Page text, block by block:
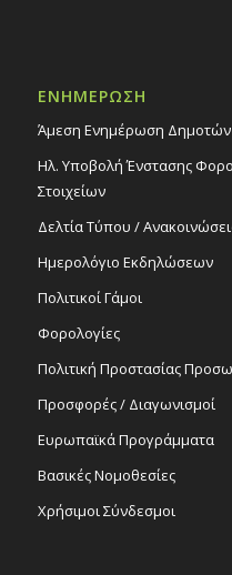
ΕΝΗΜΕΡΩΣΗ
Άμεση Ενημέρωση Δημοτών
Ηλ. Υποβολή Ένστασης
Στοιχείων
Δελτία Τύπου /
Ημερολόγιο Εκδηλώσεων
Πολιτικοί Γάμοι
Φορολογίες
Πολιτική Προστασίας
Προσφορές / Διαγωνισμοί
Ευρωπαϊκά Προγράμματα
Βασικές Νομοθεσίες
Χρήσιμοι Σύνδεσμοι